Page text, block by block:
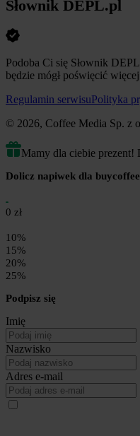
Słownik DEPL.pl
Podoba Ci się Słownik
będzie mógł poświęcić
Regulamin serwisuPolityka
© 2026, Coffee Media Sp. z
Mamy dla ciebie prezent!
Dolicz napiwek dla
0 zł
10%
15%
20%
25%
Podpisz się
Imię
Nazwisko
Adres e-mail